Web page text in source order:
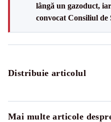
lângă un gazoduct,
convocat Consiliul de
Distribuie articolul
Mai multe articole